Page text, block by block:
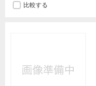
比較する